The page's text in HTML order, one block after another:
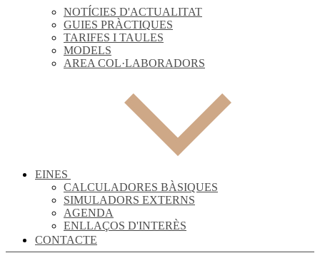
NOTÍCIES D'ACTUALITAT
GUIES PRÀCTIQUES
TARIFES I TAULES
MODELS
AREA COL·LABORADORS
EINES
CALCULADORES BÀSIQUES
SIMULADORS EXTERNS
AGENDA
ENLLAÇOS D'INTERÈS
CONTACTE